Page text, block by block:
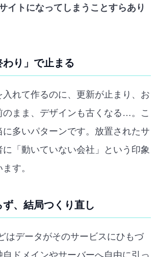
イトになってしまうことすらあり
り」で止まる
れて作るのに、更新が止まり、お
のまま、デザインも古くなる…。こ
多いパターンです。放置されたサ
に「動いていない会社」という印象
す。
、結局つくり直し
はデータがそのサービスにひもづ
自ドメインやサーバーへ自由に引っ